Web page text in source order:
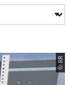
© RR